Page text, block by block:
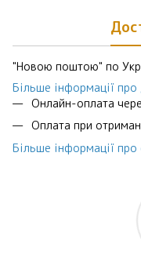
"Новою поштою" по
Більше інформації про
Онлайн-оплата
Оплата при
Більше інформації про